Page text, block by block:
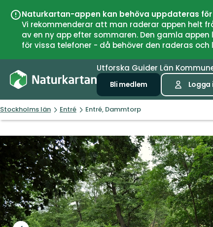
Naturkartan-appen kan behöva uppdateras
Vi rekommenderar att man raderar appen helt
av en ny app efter sommaren. Den gamla
för vissa telefoner - då behöver den raderas
Utforska Guider Län
Bli medlem Logga
Stockholms län Entré Entré, Dammtorp